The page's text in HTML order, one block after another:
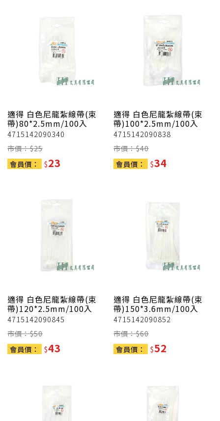
適得 白色尼龍紮線帶(束
帶)80*2.5mm/100入
4715142090340
市價：$25
會員價：
$23
適得 白色尼龍紮線帶(束
帶)100*2.5mm/100入
4715142090838
市價：$40
會員價：
$34
適得 白色尼龍紮線帶(束
帶)120*2.5mm/100入
4715142090845
市價：$50
會員價：
$43
適得 白色尼龍紮線帶(束
帶)150*3.6mm/100入
4715142090852
市價：$60
會員價：
$52